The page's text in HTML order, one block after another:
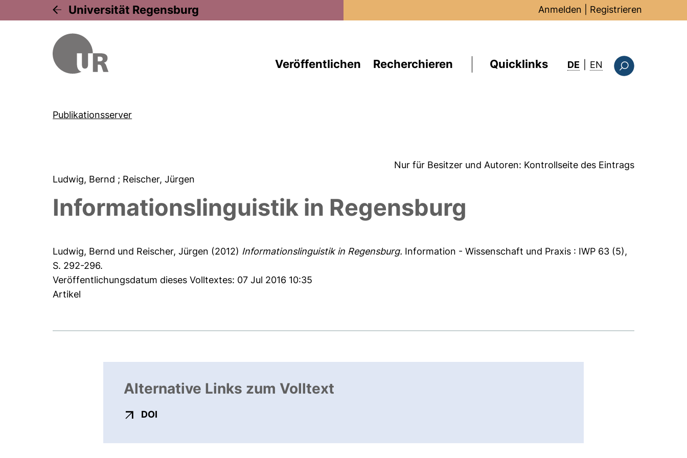
Universität Regensburg Anmelden Registrieren
Veröffentlichen Recherchieren Quicklinks DE EN : this page in
Publikationsserver
Nur für Besitzer und Autoren: Kontrollseite des Eintrags
Ludwig, Bernd ; Reischer, Jürgen
Informationslinguistik in Regensburg
Ludwig, Bernd und Reischer, Jürgen (2012) Informationslinguistik in Regensburg. Information - Wissenschaft und Praxis : IWP 63 (5),
S. 292-296.
Veröffentlichungsdatum dieses Volltextes: 07 Jul 2016 10:35
Artikel
Alternative Links zum Volltext
DOI